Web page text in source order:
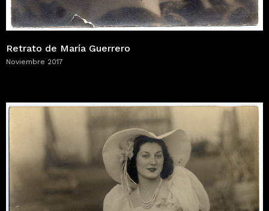
Retrato de María Guerrero
Noviembre 2017